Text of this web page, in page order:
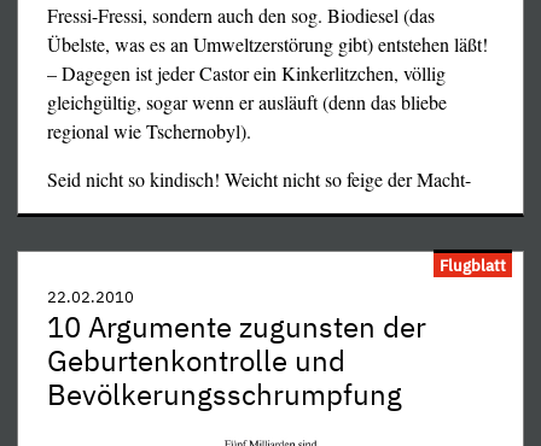
Fressi-Fressi, sondern auch den sog. Biodiesel (das
Übelste, was es an Umweltzerstörung gibt) entstehen läßt!
– Dagegen ist jeder Castor ein Kinkerlitzchen, völlig
gleichgültig, sogar wenn er ausläuft (denn das bliebe
regional wie Tschernobyl).
Seid nicht so kindisch! Weicht nicht so feige der Macht-
…
Flugblatt
22.02.2010
10 Argumente zugunsten der
Geburtenkontrolle und
Bevölkerungsschrumpfung